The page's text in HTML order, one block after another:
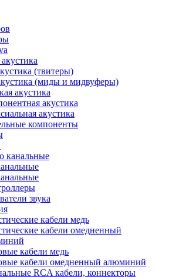
(твитеры)
(миды и мидвуферы)
акустика
акустика
акустика
компоненты
канальные
звука
кабели медь
кабели омедненный
кабели медь
кабели омедненный алюминий
RCA кабели, коннекторы